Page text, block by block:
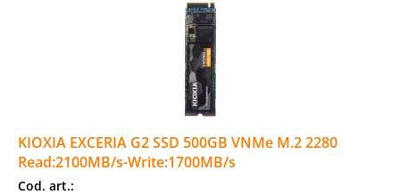
KIOXIA EXCERIA G2 SSD 500GB VNMe M.2 2280
Read:2100MB/s-Write:1700MB/s
Cod. art.: